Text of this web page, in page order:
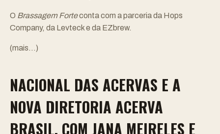
O Brassagem Forteconta com a parceria da Hops
Company, da Levtecke da EZbrew.
(mais…)
NACIONAL DAS ACERVAS E A
NOVA DIRETORIA ACERVA
BRASIL, COM JANA MEIRELES E